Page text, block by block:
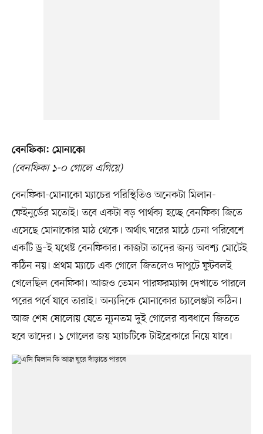
বেনফিকা: মোনাকো
(বেনফিকা ১-০ গোলে এগিয়ে)
বেনফিকা-মোনাকো ম্যাচের পরিস্থিতিও অনেকটা মিলান-
ফেইনুর্ডের মতোই। তবে একটা বড় পার্থক্য হচ্ছে বেনফিকা জিতে
এসেছে মোনাকোর মাঠ থেকে। অর্থাৎ ঘরের মাঠে চেনা পরিবেশে
একটি ড্র–ই যথেষ্ট বেনফিকার। কাজটা তাদের জন্য অবশ্য মোটেই
কঠিন নয়। প্রথম ম্যাচে এক গোলে জিতলেও দাপুটে ফুটবলই
খেলেছিল বেনফিকা। আজও তেমন পারফরম্যান্স দেখাতে পারলে
পরের পর্বে যাবে তারাই। অন্যদিকে মোনাকোর চ্যালেঞ্জটা কঠিন।
আজ শেষ ষোলোয় যেতে ন্যূনতম দুই গোলের ব্যবধানে জিততে
হবে তাদের। ১ গোলের জয় ম্যাচটিকে টাইব্রেকারে নিয়ে যাবে।